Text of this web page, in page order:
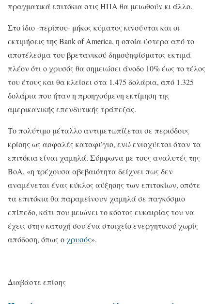
πραγματικά επιτόκια στις ΗΠΑ θα μειωθούν κι άλλο.
Στο ίδιο -περίπου- μήκος κύματος κινούνται και οι
εκτιμήσεις της Bank of America, η οποία ύστερα από το
αποτέλεσμα του βρετανικού δημοψηφίσματος εκτιμά
πλέον ότι ο χρυσός θα σημειώσει άνοδο 10% έως το τέλος
του έτους και θα κλείσει στα 1.475 δολάρια, από 1.325
δολάρια που ήταν η προηγούμενη εκτίμηση της
αμερικανικής επενδυτικής τράπεζας.
Το πολύτιμο μέταλλο αντιμετωπίζεται σε περιόδους
κρίσης ως ασφαλές καταφύγιο, ενώ ενισχύεται όταν τα
επιτόκια είναι χαμηλά. Σύμφωνα με τους αναλυτές της
BoA, «η τρέχουσα αβεβαιότητα δείχνει πως δεν
αναμένεται ένας κύκλος αύξησης των επιτοκίων, οπότε
τα επιτόκια θα παραμείνουν χαμηλά σε παγκόσμιο
επίπεδο, κάτι που μειώνει το κόστος ευκαιρίας του να
έχεις στην κατοχή σου ένα στοιχείο ενεργητικού χωρίς
απόδοση, όπως οχρυσός».
Διαβάστε επίσης